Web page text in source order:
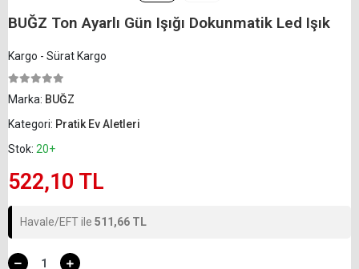
BUĞZ Ton Ayarlı Gün Işığı Dokunmatik Led Işık
Kargo - Sürat Kargo
Marka: BUĞZ
Kategori: Pratik Ev Aletleri
Stok: 20+
522,10 TL
Havale/EFT ile 511,66 TL